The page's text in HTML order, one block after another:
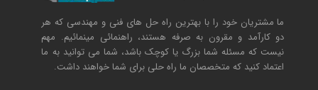
ما مشتریان خود را با بهترین راه حل های فنی و مهندسی که هر
دو کارآمد و مقرون به صرفه هستند، راهنمائی مینمائیم. مهم
نیست که مسئله شما بزرگ یا کوچک باشد، شما می توانید به ما
اعتماد کنید که متخصصان ما راه حلی برای شما خواهند داشت.